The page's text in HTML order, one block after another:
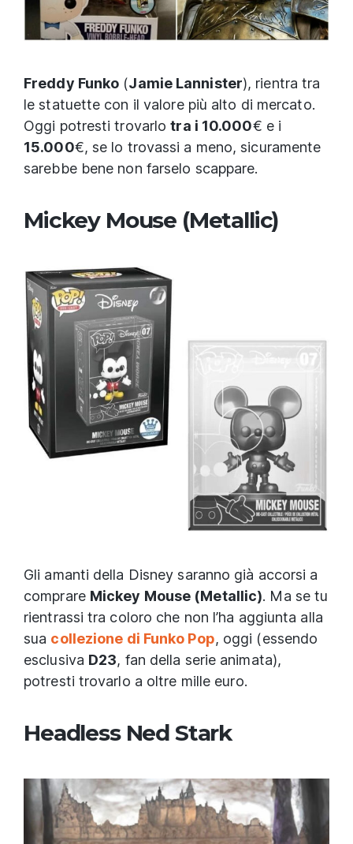
Freddy Funko (Jamie Lannister), rientra tra
le statuette con il valore più alto di mercato.
Oggi potresti trovarlotra i 10.000€ e i
15.000€, se lo trovassi a meno, sicuramente
sarebbe bene non farselo scappare.
Mickey Mouse (Metallic)
Gli amanti della Disney saranno già accorsi a
comprare Mickey Mouse (Metallic). Ma se tu
rientrassi tra coloro che non l’ha aggiunta alla
sua collezione di Funko Pop, oggi (essendo
esclusiva D23, fan della serie animata),
potresti trovarlo a oltre mille euro.
Headless Ned Stark